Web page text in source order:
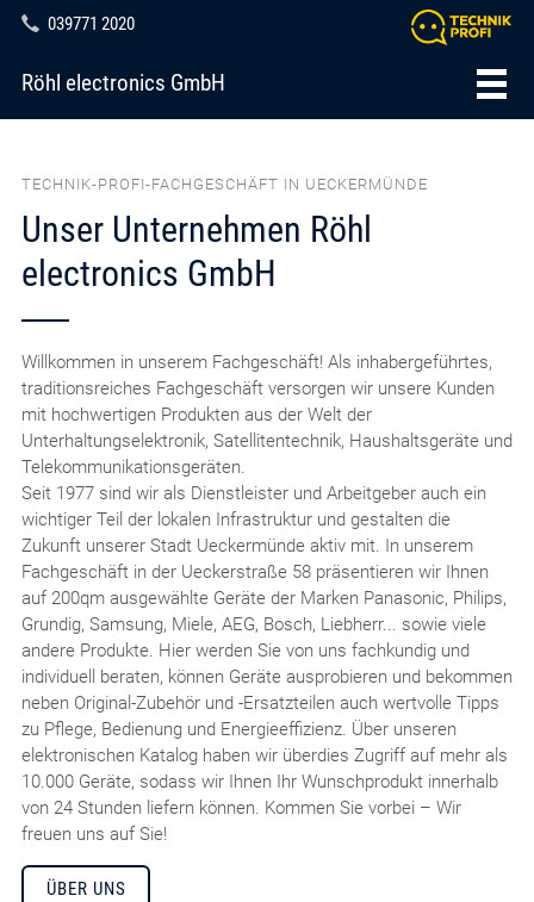
039771 2020
Röhl electronics GmbH
TECHNIK-PROFI-FACHGESCHÄFT IN UECKERMÜNDE
Unser Unternehmen Röhl
electronics GmbH
Willkommen in unserem Fachgeschäft! Als inhabergeführtes,
traditionsreiches Fachgeschäft versorgen wir unsere Kunden
mit hochwertigen Produkten aus der Welt der
Unterhaltungselektronik, Satellitentechnik, Haushaltsgeräte und
Telekommunikationsgeräten.
Seit 1977 sind wir als Dienstleister und Arbeitgeber auch ein
wichtiger Teil der lokalen Infrastruktur und gestalten die
Zukunft unserer Stadt Ueckermünde aktiv mit. In unserem
Fachgeschäft in der Ueckerstraße 58 präsentieren wir Ihnen
auf 200qm ausgewählte Geräte der Marken Panasonic, Philips,
Grundig, Samsung, Miele, AEG, Bosch, Liebherr... sowie viele
andere Produkte. Hier werden Sie von uns fachkundig und
individuell beraten, können Geräte ausprobieren und bekommen
neben Original-Zubehör und -Ersatzteilen auch wertvolle Tipps
zu Pflege, Bedienung und Energieeffizienz. Über unseren
elektronischen Katalog haben wir überdies Zugriff auf mehr als
10.000 Geräte, sodass wir Ihnen Ihr Wunschprodukt innerhalb
von 24 Stunden liefern können. Kommen Sie vorbei – Wir
freuen uns auf Sie!
ÜBER UNS